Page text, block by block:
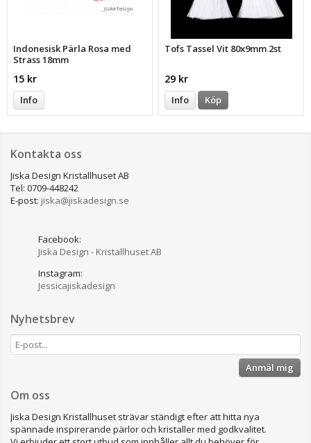
Indonesisk Pärla Rosa med
Strass 18mm
15 kr
Info
Tofs Tassel Vit 80x9mm 2st
29 kr
Info Köp
Kontakta oss
Jiska Design Kristallhuset AB
Tel: 0709-448242
E-post: jiska@jiskadesign.se
Facebook:
Jiska Design - Kristallhuset AB
Instagram:
Jessicajiskadesign
Nyhetsbrev
Anmäl mig
Om oss
Jiska Design Kristallhuset strävar ständigt efter att hitta nya
spännade inspirerande pärlor och kristaller med godkvalitet.